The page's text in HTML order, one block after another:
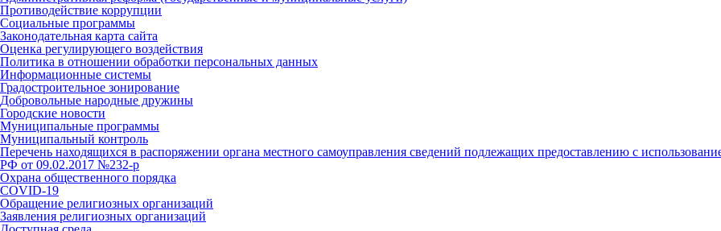
Противодействие коррупции
Социальные программы
Законодательная карта сайта
Оценка регулирующего воздействия
Политика в отношении обработки персональных данных
Информационные системы
Градостроительное зонирование
Добровольные народные дружины
Городские новости
Муниципальные программы
Муниципальный контроль
Перечень находящихся в распоряжении органа местного самоуправления сведений подлежащих предоставлению с
РФ от 09.02.2017 №232-р
Охрана общественного порядка
COVID-19
Обращение религиозных организаций
Заявления религиозных организаций